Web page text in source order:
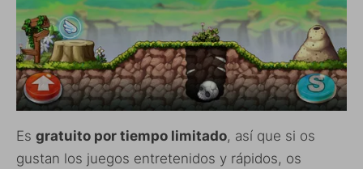
Es gratuito por tiempo limitado, así que si os
gustan los juegos entretenidos y rápidos, os